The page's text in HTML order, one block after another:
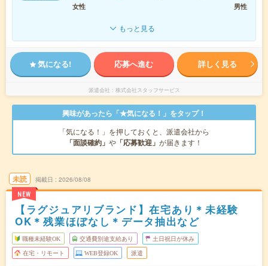
女性
男性
もっと見る
気になる! 応募へ進む 詳しく見る
派遣会社 株式会社スタッフサービス
興味があったら「★気になる！」をタップ！
「気になる！」を押しておくと、派遣会社から
「面談確約」 や 「応募歓迎」 が届きます！
未読
NEW
掲載日 2026/08/08
【ラグジュアリブランド】在宅あり＊未経験
OK＊残業ほぼなし＊データ抽出など
職種未経験OK 交通費別途支給あり 土日祝日が休み
在宅・リモート WEB登録OK 派遣